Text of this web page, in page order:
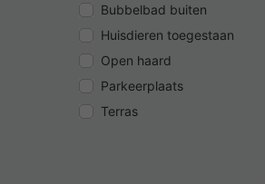
Bubbelbad buiten
Huisdieren toegestaan
Open haard
Parkeerplaats
Terras